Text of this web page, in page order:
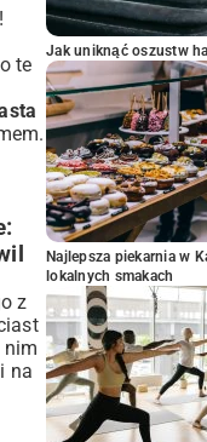
te
z
nim
na
Jak uniknąć oszustw
Najlepsza piekarnia w
lokalnych smakach